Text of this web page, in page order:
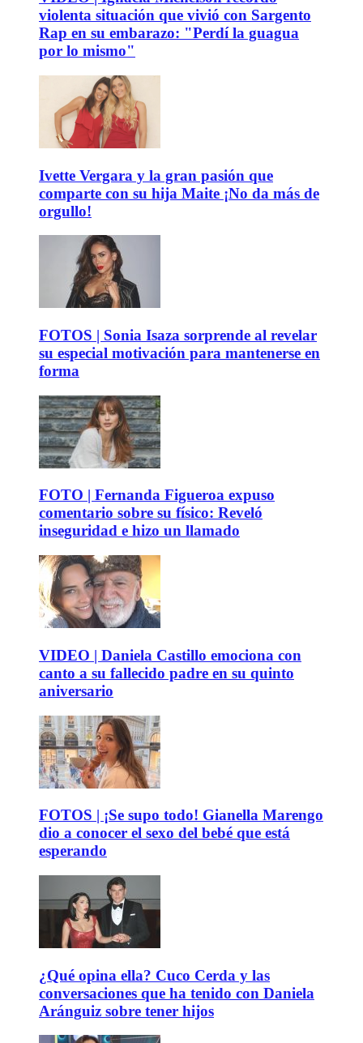
violenta situación que vivió con Sargento
Rap en su embarazo: "Perdí la guagua
por lo mismo"
Ivette Vergara y la gran pasión que
comparte con su hija Maite ¡No da más de
orgullo!
FOTOS | Sonia Isaza sorprende al revelar
su especial motivación para mantenerse en
forma
FOTO | Fernanda Figueroa expuso
comentario sobre su físico: Reveló
inseguridad e hizo un llamado
VIDEO | Daniela Castillo emociona con
canto a su fallecido padre en su quinto
aniversario
FOTOS | ¡Se supo todo! Gianella Marengo
dio a conocer el sexo del bebé que está
esperando
¿Qué opina ella? Cuco Cerda y las
conversaciones que ha tenido con Daniela
Aránguiz sobre tener hijos